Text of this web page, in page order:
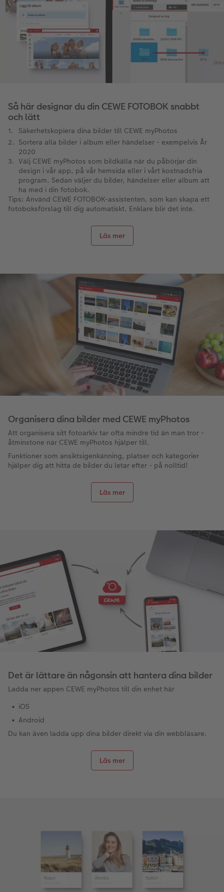
Så här designar du din CEWE FOTOBOK snabbt
och lätt
Säkerhetskopiera dina bilder till CEWE myPhotos
Sortera alla bilder i album eller händelser - exempelvis År
2020
Välj CEWE myPhotos som bildkälla när du påbörjar din
design i vår app, på vår hemsida eller i vårt kostnadsfria
program. Sedan väljer du bilder, händelser eller album att
ha med i din fotobok.
Tips: Använd CEWE FOTOBOK-assistenten, som kan skapa ett
fotoboksförslag till dig automatiskt. Enklare blir det inte.
Läs mer
Organisera dina bilder med CEWE myPhotos
Att organisera sitt fotoarkiv tar ofta mindre tid än man tror -
åtminstone när CEWE myPhotos hjälper till.
Funktioner som ansiktsigenkänning, platser och kategorier
hjälper dig att hitta de bilder du letar efter - på nolltid!
Läs mer
Det är lättare än någonsin att hantera dina bilder
Ladda ner appen CEWE myPhotos till din enhet här
iOS
Android
Du kan även ladda upp dina bilder direkt via din webbläsare.
Läs mer